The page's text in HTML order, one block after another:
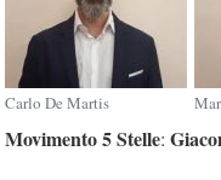
Carlo De Martis
Movimento 5 Stelle: